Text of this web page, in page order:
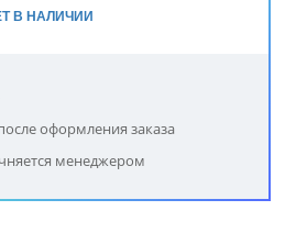
В НАЛИЧИИ
оформления заказа
менеджером